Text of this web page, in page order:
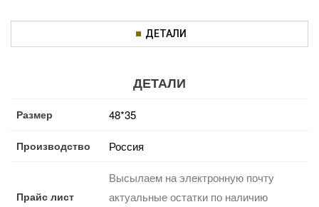
ДЕТАЛИ
ДЕТАЛИ
Размер 48*35
Производство Россия
Прайс лист
Высылаем на электронную почту
актуальные остатки по наличию